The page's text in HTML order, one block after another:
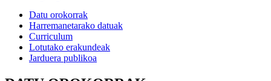
Datu orokorrak
Harremanetarako datuak
Curriculum
Lotutako erakundeak
Jarduera publikoa